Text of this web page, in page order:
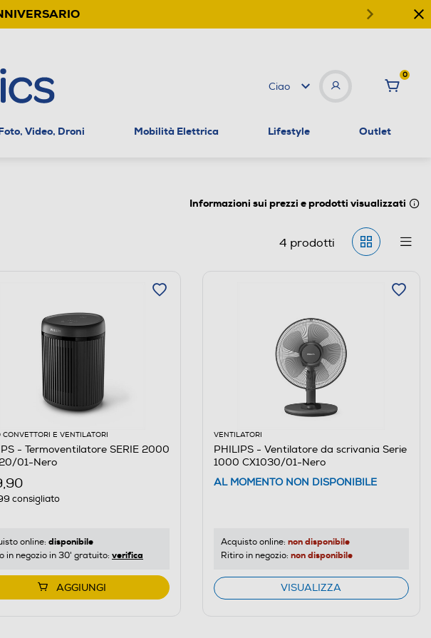
Ciao
0
Video, Droni Mobilità Elettrica Lifestyle Outlet
Informazioni sui prezzi e prodotti visualizzati
4 prodotti
CONVETTORI E VENTILATORI
- Termoventilatore SERIE 2000
01-Nero
consigliato
online: disponibile
in negozio in 30' gratuito: verifica
AGGIUNGI
VENTILATORI
PHILIPS - Ventilatore da scrivania Serie
1000 CX1030/01-Nero
AL MOMENTO NON DISPONIBILE
Acquisto online: non disponibile
Ritiro in negozio: non disponibile
VISUALIZZA